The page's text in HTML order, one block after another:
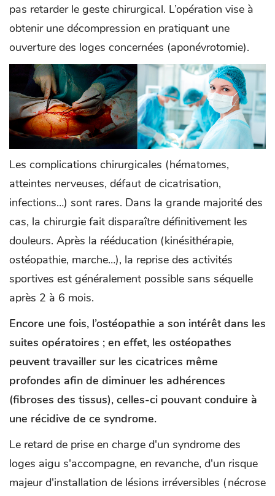
pas retarder le geste chirurgical. L’opération vise à
obtenir une décompression en pratiquant une
ouverture des loges concernées (aponévrotomie).
Les complications chirurgicales (hématomes,
atteintes nerveuses, défaut de cicatrisation,
infections…) sont rares. Dans la grande majorité des
cas, la chirurgie fait disparaître définitivement les
douleurs. Après la rééducation (kinésithérapie,
ostéopathie, marche…), la reprise des activités
sportives est généralement possible sans séquelle
après 2 à 6 mois.
Encore une fois, l’ostéopathie a son intérêt dans les
suites opératoires ; en effet, les ostéopathes
peuvent travailler sur les cicatrices même
profondes afin de diminuer les adhérences
(fibroses des tissus), celles-ci pouvant conduire à
une récidive de ce syndrome.
Le retard de prise en charge d'un syndrome des
loges aigu s'accompagne, en revanche, d'un risque
majeur d'installation de lésions irréversibles (nécrose